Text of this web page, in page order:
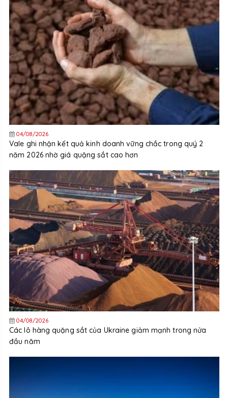
04/08/2026
Vale ghi nhận kết quả kinh doanh vững chắc trong quý 2
năm 2026 nhờ giá quặng sắt cao hơn
04/08/2026
Các lô hàng quặng sắt của Ukraine giảm mạnh trong nửa
đầu năm